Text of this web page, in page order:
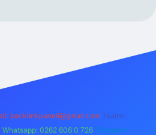
backlinkpaneli@gmail.com Teams:
Whatsapp: 0262 606 0 726 Telegram: